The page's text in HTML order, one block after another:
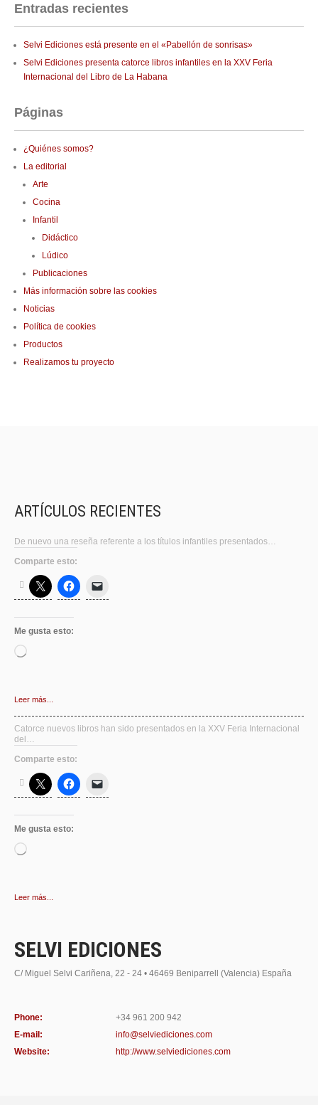
Entradas recientes
Selvi Ediciones está presente en el «Pabellón de sonrisas»
Selvi Ediciones presenta catorce libros infantiles en la XXV Feria
Internacional del Libro de La Habana
Páginas
¿Quiénes somos?
La editorial
Arte
Cocina
Infantil
Didáctico
Lúdico
Publicaciones
Más información sobre las cookies
Noticias
Política de cookies
Productos
Realizamos tu proyecto
ARTÍCULOS RECIENTES
De nuevo una reseña referente a los títulos infantiles presentados…
Comparte esto:
Me gusta esto:
Cargando...
Leer más...
Catorce nuevos libros han sido presentados en la XXV Feria Internacional
del…
Comparte esto:
Me gusta esto:
Cargando...
Leer más...
SELVI EDICIONES
C/ Miguel Selvi Cariñena, 22 - 24 • 46469 Beniparrell (Valencia) España
Phone:
+34 961 200 942
E-mail:
info@selviediciones.com
Website:
http://www.selviediciones.com